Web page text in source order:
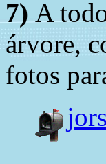
7) A
árvore,
fotos